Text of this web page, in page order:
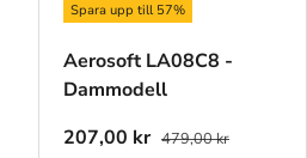
Spara upp till 57%
Aerosoft LA08C8 -
Dammodell
207,00 kr 479,00 kr